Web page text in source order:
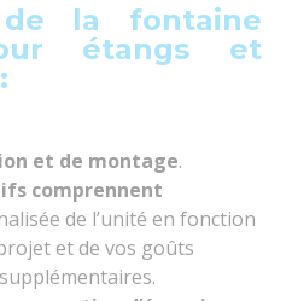
la fontaine
étangs et
et de montage.
comprennent
de l’unité en fonction
et de vos goûts